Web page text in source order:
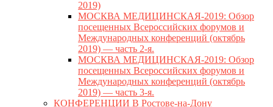
2019)
МОСКВА МЕДИЦИНСКАЯ-2019: Обзор
посещенных Всероссийских форумов и
Международных конференций (октябрь
2019) — часть 2-я.
МОСКВА МЕДИЦИНСКАЯ-2019: Обзор
посещенных Всероссийских форумов и
Международных конференций (октябрь
2019) — часть 3-я.
КОНФЕРЕНЦИИ В Ростове-на-Дону